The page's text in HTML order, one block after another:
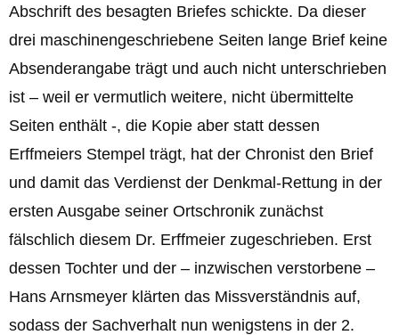
Abschrift des besagten Briefes schickte. Da dieser
drei maschinengeschriebene Seiten lange Brief keine
Absenderangabe trägt und auch nicht unterschrieben
ist – weil er vermutlich weitere, nicht übermittelte
Seiten enthält -, die Kopie aber statt dessen
Erffmeiers Stempel trägt, hat der Chronist den Brief
und damit das Verdienst der Denkmal-Rettung in der
ersten Ausgabe seiner Ortschronik zunächst
fälschlich diesem Dr. Erffmeier zugeschrieben. Erst
dessen Tochter und der – inzwischen verstorbene –
Hans Arnsmeyer klärten das Missverständnis auf,
sodass der Sachverhalt nun wenigstens in der 2.